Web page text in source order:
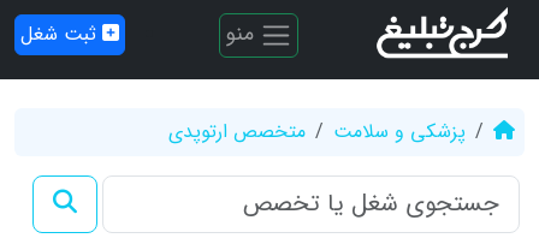
منو ثبت شغل
پزشکی و سلامت متخصص ارتوپدی